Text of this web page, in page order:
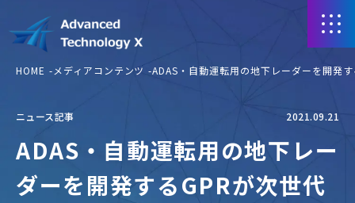
HOME メディアコンテンツ ADAS・自動運転用の地下レーダーを開発
ニュース記事 2021.09.21
ADAS・自動運転用の地下レー
ダーを開発するGPRが次世代